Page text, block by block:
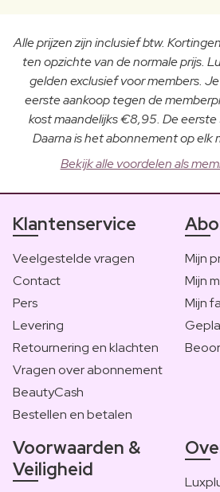
Alle prijzen zijn inclusief btw.
ten opzichte van de normale prijs.
gelden exclusief voor members.
eerste aankoop tegen de
kost maandelijks €8,95. De eerste
Daarna is het abonnement op elk
Bekijk alle voordelen als
Klantenservice
Veelgestelde vragen
Contact
Pers
Levering
Retournering en klachten
Vragen over abonnement
BeautyCash
Bestellen en betalen
Mijn
Mijn
Mijn
Voorwaarden &
Veiligheid